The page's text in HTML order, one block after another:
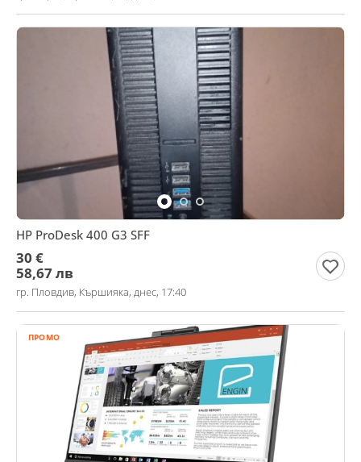
HP ProDesk 400 G3 SFF
30 €
58,67 лв
гр. Пловдив, Кършияка, днес, 17:40
ПРОМО